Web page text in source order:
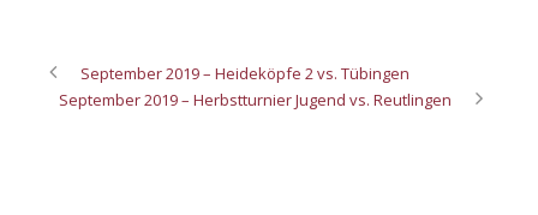
September 2019 – Heideköpfe 2 vs. Tübingen
September 2019 – Herbstturnier Jugend vs. Reutlingen